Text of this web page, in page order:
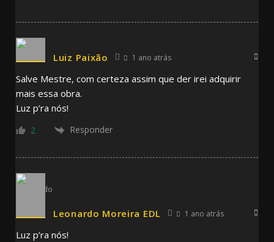
Luiz Paixão 1 ano atrás
Salve Mestre, com certeza assim que der irei adquirir
mais essa obra.
Luz p’ra nós!
2 Responder
Leonardo Moreira EDL 1 ano atrás
Luz p’ra nós!